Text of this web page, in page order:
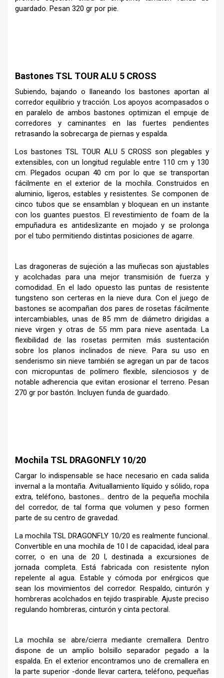
guardado. Pesan 320 gr por pie.
Bastones TSL TOUR ALU 5 CROSS
Subiendo, bajando o llaneando los bastones aportan al
corredor equilibrio y tracción. Los apoyos acompasados o
en paralelo de ambos bastones optimizan el empuje de
corredores y caminantes en las fuertes pendientes
retrasando la sobrecarga de piernas y espalda.
Los bastones TSL TOUR ALU 5 CROSS son plegables y
extensibles, con un longitud regulable entre 110 cm y 130
cm. Plegados ocupan 40 cm por lo que se transportan
fácilmente en el exterior de la mochila. Construidos en
aluminio, ligeros, estables y resistentes. Se componen de
cinco tubos que se ensamblan y bloquean en un instante
con los guantes puestos. El revestimiento de foam de la
empuñadura es antideslizante en mojado y se prolonga
por el tubo permitiendo distintas posiciones de agarre.
Las dragoneras de sujeción a las muñecas son ajustables
y acolchadas para una mejor transmisión de fuerza y
comodidad. En el lado opuesto las puntas de resistente
tungsteno son certeras en la nieve dura. Con el juego de
bastones se acompañan dos pares de rosetas fácilmente
intercambiables, unas de 85 mm de diámetro dirigidas a
nieve virgen y otras de 55 mm para nieve asentada. La
flexibilidad de las rosetas permiten más sustentación
sobre los planos inclinados de nieve. Para su uso en
senderismo sin nieve también se agregan un par de tacos
con micropuntas de polímero flexible, silenciosos y de
notable adherencia que evitan erosionar el terreno. Pesan
270 gr por bastón. Incluyen funda de guardado.
Mochila TSL DRAGONFLY 10/20
Cargar lo indispensable se hace necesario en cada salida
invernal a la montaña. Avituallamiento líquido y sólido, ropa
extra, teléfono, bastones… dentro de la pequeña mochila
del corredor, de tal forma que volumen y peso formen
parte de su centro de gravedad.
La mochila TSL DRAGONFLY 10/20 es realmente funcional.
Convertible en una mochila de 10 l de capacidad, ideal para
correr, o en una de 20 l, destinada a excursiones de
jornada completa. Está fabricada con resistente nylon
repelente al agua. Estable y cómoda por enérgicos que
sean los movimientos del corredor. Respaldo, cinturón y
hombreras acolchados en tejido traspirable. Ajuste preciso
regulando hombreras, cinturón y cinta pectoral.
La mochila se abre/cierra mediante cremallera. Dentro
dispone de un amplio bolsillo separador pegado a la
espalda. En el exterior encontramos uno de cremallera en
la parte superior -donde llevar cartera, teléfono, pequeñas